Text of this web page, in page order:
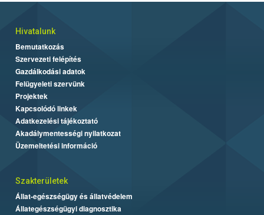
Hivatalunk
Bemutatkozás
Szervezeti felépítés
Gazdálkodási adatok
Felügyeleti szervünk
Projektek
Kapcsolódó linkek
Adatkezelési tájékoztató
Akadálymentességi nyilatkozat
Üzemeltetési információ
Szakterületek
Állat-egészségügy és állatvédelem
Állategészségügyi diagnosztika